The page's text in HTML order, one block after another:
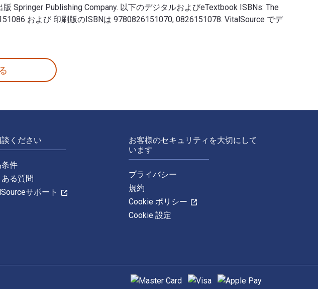
Springer Publishing Company. 以下のデジタルおよびeTextbook ISBNs: The
および 印刷版のISBNは 9780826151070, 0826151078. VitalSource でデ
談ください
件
ある質問
サポート
お客様のセキュリティを大切にして
います
プライバシー
規約
Cookie ポリシー
Cookie 設定
サポートされている支払い方法